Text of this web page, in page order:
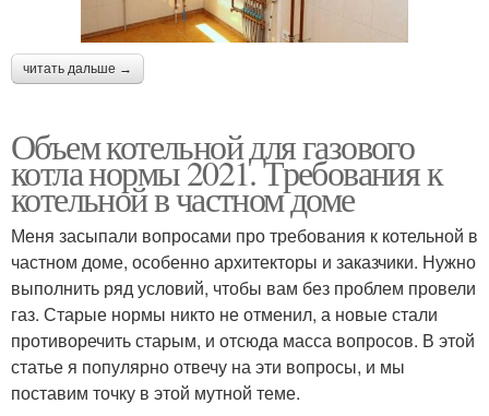
читать дальше →
Объем котельной для газового
котла нормы 2021. Требования к
котельной в частном доме
Меня засыпали вопросами про требования к котельной в
частном доме, особенно архитекторы и заказчики. Нужно
выполнить ряд условий, чтобы вам без проблем провели
газ. Старые нормы никто не отменил, а новые стали
противоречить старым, и отсюда масса вопросов. В этой
статье я популярно отвечу на эти вопросы, и мы
поставим точку в этой мутной теме.